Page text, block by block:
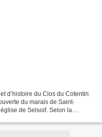
d’histoire du Clos du Cotentin
du marais de Saint-
de Selsoif. Selon la